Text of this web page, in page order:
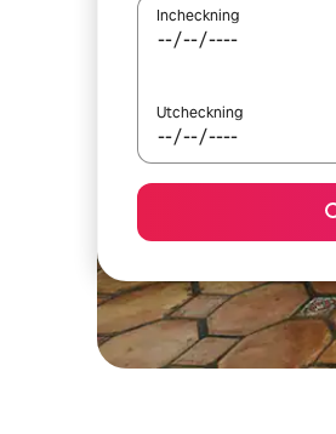
Incheckning
Utcheckning